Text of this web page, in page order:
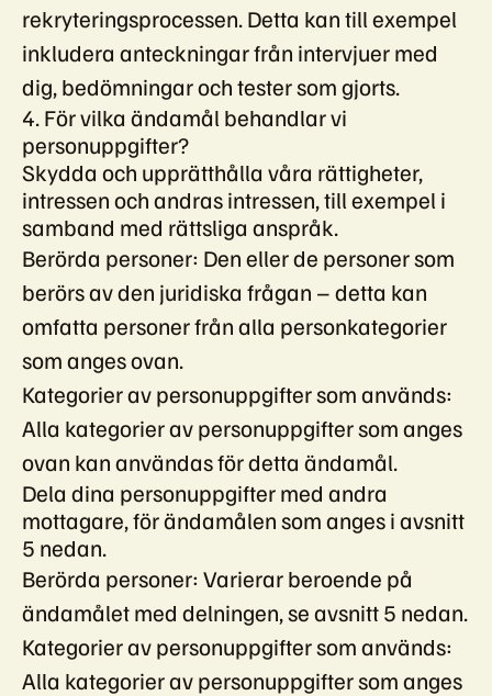
rekryteringsprocessen. Detta kan till exempel
inkludera anteckningar från intervjuer med
dig, bedömningar och tester som gjorts.
4. För vilka ändamål behandlar vi
personuppgifter?
Skydda och upprätthålla våra rättigheter,
intressen och andras intressen, till exempel i
samband med rättsliga anspråk.
Berörda personer: Den eller de personer som
berörs av den juridiska frågan – detta kan
omfatta personer från alla personkategorier
som anges ovan.
Kategorier av personuppgifter som används:
Alla kategorier av personuppgifter som anges
ovan kan användas för detta ändamål.
Dela dina personuppgifter med andra
mottagare, för ändamålen som anges i avsnitt
5 nedan.
Berörda personer: Varierar beroende på
ändamålet med delningen, se avsnitt 5 nedan.
Kategorier av personuppgifter som används:
Alla kategorier av personuppgifter som anges